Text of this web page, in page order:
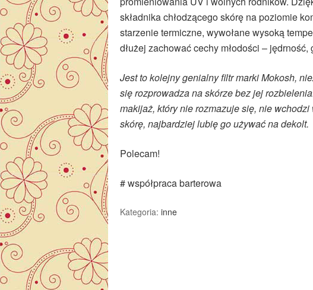
składnika chłodzącego skórę na poziomie
starzenie termiczne, wywołane wysoką
dłużej zachować cechy młodości – jędrność,
Jest to kolejny genialny filtr marki Mokosh,
się rozprowadza na skórze bez jej
makijaż, który nie rozmazuje się, nie
skórę, najbardziej lubię go używać na dekolt.
Polecam!
# współpraca barterowa
Kategoria: inne